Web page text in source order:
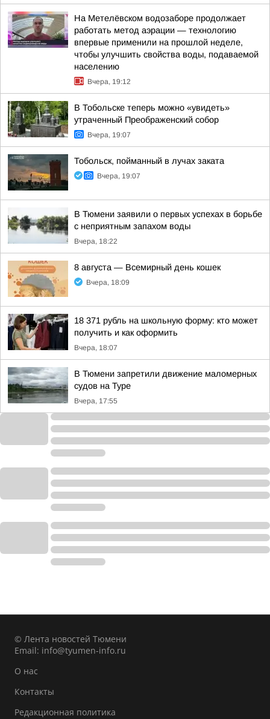
На Метелёвском водозаборе продолжает
работать метод аэрации — технологию
впервые применили на прошлой неделе,
чтобы улучшить свойства воды, подаваемой
населению
Вчера, 19:12
В Тобольске теперь можно «увидеть»
утраченный Преображенский собор
Вчера, 19:07
Тобольск, пойманный в лучах заката
Вчера, 19:07
В Тюмени заявили о первых успехах в борьбе
с неприятным запахом воды
Вчера, 18:22
8 августа — Всемирный день кошек
Вчера, 18:09
18 371 рубль на школьную форму: кто может
получить и как оформить
Вчера, 18:07
В Тюмени запретили движение маломерных
судов на Туре
Вчера, 17:55
© Лента новостей Тюмени
Email: info@tyumen-info.ru
О нас
Контакты
Редакционная политика